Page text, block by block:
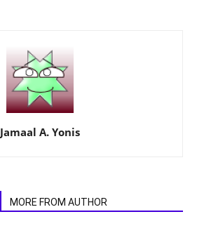
Jamaal A. Yonis
MORE FROM AUTHOR